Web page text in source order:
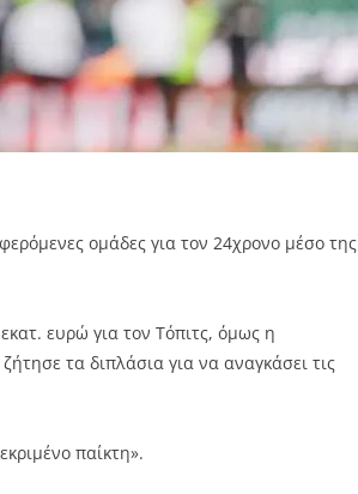
ομάδες για τον 24χρονο μέσο της
ευρώ για τον Τόπιτς, όμως η
τα διπλάσια για να αναγκάσει τις
παίκτη».